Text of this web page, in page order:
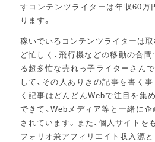
すコンテンツライターは年収60万
ります。
稼いでいるコンテンツライターは
ど忙しく、飛行機などの移動の合
る超多忙な売れっ子ライターさん
して、その人ありきの記事を書く
く記事はどんどんWebで注目を集
できて、Webメディア等と一緒に
されています。また、個人サイトを
フォリオ兼アフィリエイト収入源